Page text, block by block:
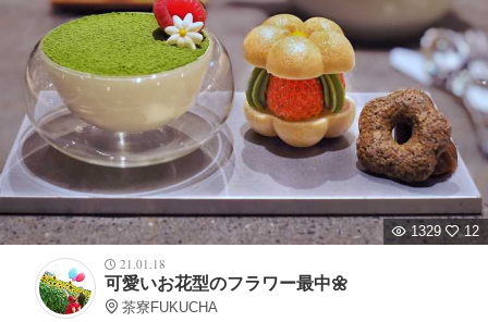
1329
12
21.01.18
可愛いお花型のフラワー最中🌼
茶寮FUKUCHA